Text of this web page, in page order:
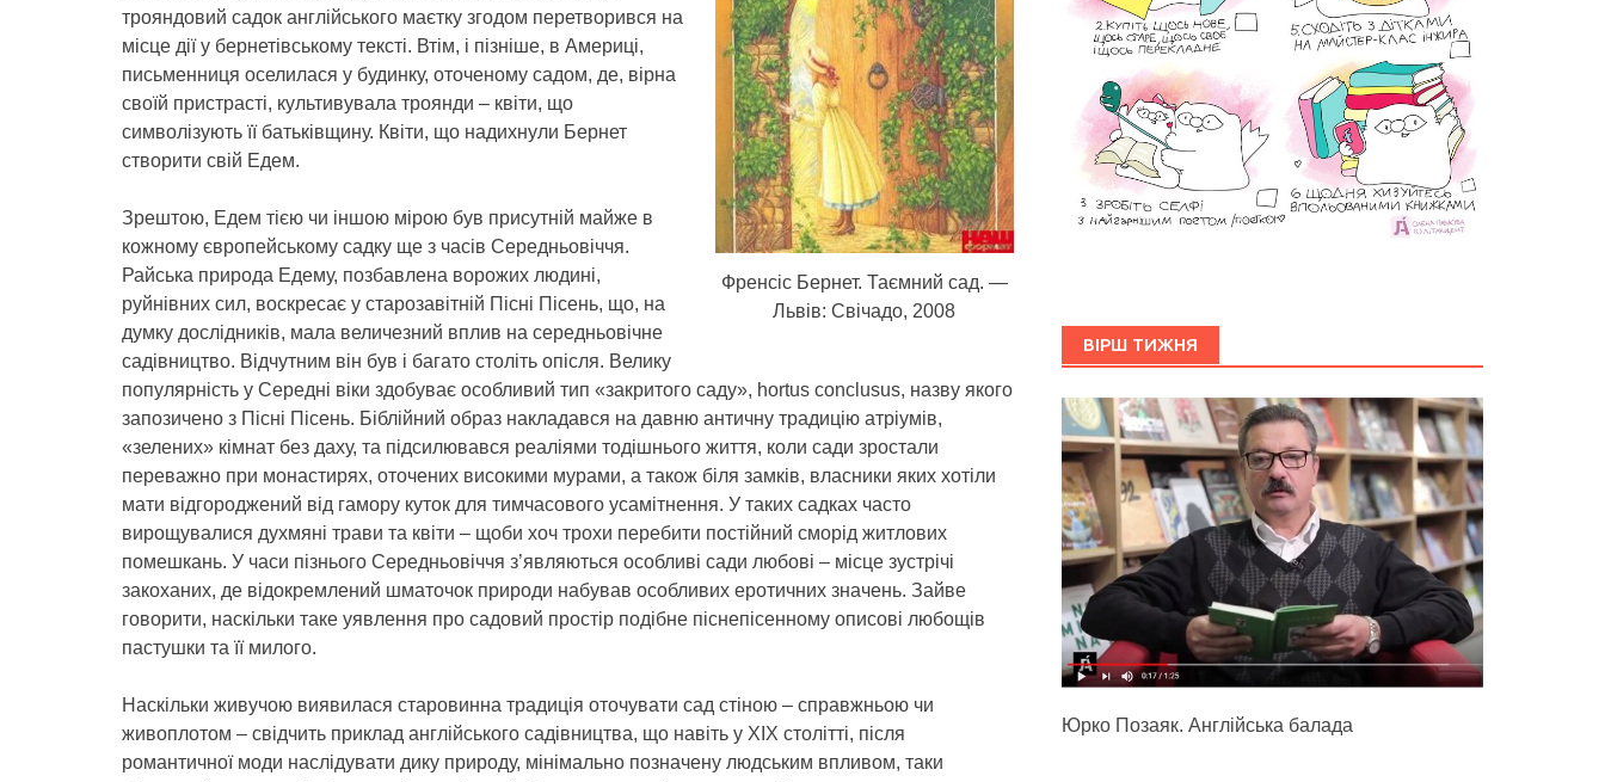
Френсіс Бернет. Таємний сад. —
Львів: Свічадо, 2008
трояндовий садок англійського маєтку згодом перетворився на
місце дії у бернетівському тексті. Втім, і пізніше, в Америці,
письменниця оселилася у будинку, оточеному садом, де, вірна
своїй пристрасті, культивувала троянди – квіти, що
символізують її батьківщину. Квіти, що надихнули Бернет
створити свій Едем.
Зрештою, Едем тією чи іншою мірою був присутній майже в
кожному європейському садку ще з часів Середньовіччя.
Райська природа Едему, позбавлена ворожих людині,
руйнівних сил, воскресає у старозавітній Пісні Пісень, що, на
думку дослідників, мала величезний вплив на середньовічне
садівництво. Відчутним він був і багато століть опісля. Велику
популярність у Середні віки здобуває особливий тип «закритого саду», hortus conclusus, назву якого
запозичено з Пісні Пісень. Біблійний образ накладався на давню античну традицію атріумів,
«зелених» кімнат без даху, та підсилювався реаліями тодішнього життя, коли сади зростали
переважно при монастирях, оточених високими мурами, а також біля замків, власники яких хотіли
мати відгороджений від гамору куток для тимчасового усамітнення. У таких садках часто
вирощувалися духмяні трави та квіти – щоби хоч трохи перебити постійний сморід житлових
помешкань. У часи пізнього Середньовіччя з’являються особливі сади любові – місце зустрічі
закоханих, де відокремлений шматочок природи набував особливих еротичних значень. Зайве
говорити, наскільки таке уявлення про садовий простір подібне піснепісенному описові любощів
пастушки та її милого.
Наскільки живучою виявилася старовинна традиція оточувати сад стіною – справжньою чи
живоплотом – свідчить приклад англійського садівництва, що навіть у XIX столітті, після
романтичної моди наслідувати дику природу, мінімально позначену людським впливом, таки
ВІРШ ТИЖНЯ
Юрко Позаяк. Англійська балада